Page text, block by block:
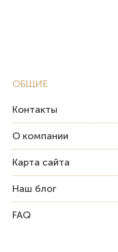
ОБЩИЕ
Контакты
О компании
Карта сайта
Наш блог
FAQ